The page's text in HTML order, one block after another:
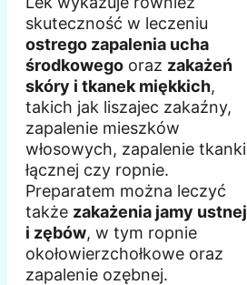
skuteczność w leczeniu
ostrego zapalenia ucha
środkowego oraz zakażeń
skóry i tkanek miękkich,
takich jak liszajec zakaźny,
zapalenie mieszków
włosowych, zapalenie tkanki
łącznej czy ropnie.
Preparatem można leczyć
także zakażenia jamy ustnej
i zębów, w tym ropnie
okołowierzchołkowe oraz
zapalenie ozębnej.